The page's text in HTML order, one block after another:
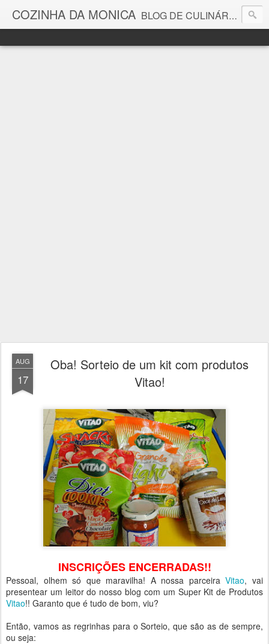
COZINHA DA MONICA BLOG DE CULINÁRIA E GASTRONOMIA COM RECEITAS, DICAS, CURIOSIDADES GASTRONÔMICAS E MUITO MAIS.
AUG
17
Oba! Sorteio de um kit com produtos
Vitao!
INSCRIÇÕES ENCERRADAS!!
Pessoal, olhem só que maravilha! A nossa parceiraVitao, vai
presentear um leitor do nosso blog com um Super Kit de Produtos
Vitao!! Garanto que é tudo de bom, viu?
Então, vamos as regrinhas para o Sorteio, que são as de sempre,
ou seja: